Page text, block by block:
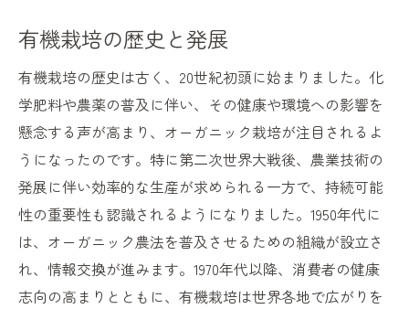
ト
地域コミュニティへの影響と貢献
地球温暖化対策としてのオーガニック
若者と未来の農業をつなぐオーガニック
食の安全保障におけるオーガニックの役割
環境負荷を減らすオーガニックの具体的なメリ
ット
生態系保護と生物多様性の確保
水質保全への貢献
有機栽培の歴史と発展
有機栽培の歴史は古く、20世紀初頭に始まりました。化
学肥料や農薬の普及に伴い、その健康や環境への影響を
懸念する声が高まり、オーガニック栽培が注目されるよ
うになったのです。特に第二次世界大戦後、農業技術の
発展に伴い効率的な生産が求められる一方で、持続可能
性の重要性も認識されるようになりました。1950年代に
は、オーガニック農法を普及させるための組織が設立さ
れ、情報交換が進みます。1970年代以降、消費者の健康
志向の高まりとともに、有機栽培は世界各地で広がりを